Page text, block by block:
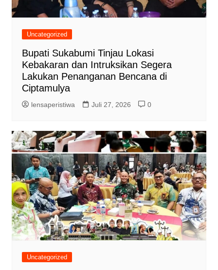
Uncategorized
Bupati Sukabumi Tinjau Lokasi
Kebakaran dan Intruksikan Segera
Lakukan Penanganan Bencana di
Ciptamulya
lensaperistiwa Juli 27, 2026 0
Uncategorized